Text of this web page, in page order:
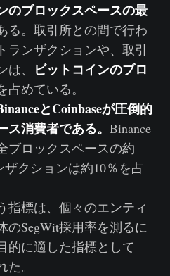
のブロックスペースの最
る。取引所との間で行わ
ランザクションや、取引
、
ビットコインのブロ
占めている。
とCoinbaseが圧倒的
消費者である。 Binance
ブロックスペースの約
ザクションは約10％を占
指標は、個々のエンティ
のSegWit採用率を測るに
的に適した指標として
。